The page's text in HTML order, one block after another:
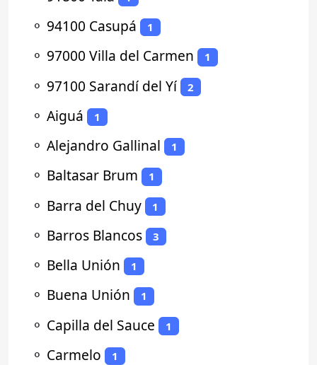
⚬ 94100 Casupá 1
⚬ 97000 Villa del Carmen 1
⚬ 97100 Sarandí del Yí 2
⚬ Aiguá 1
⚬ Alejandro Gallinal 1
⚬ Baltasar Brum 1
⚬ Barra del Chuy 1
⚬ Barros Blancos 3
⚬ Bella Unión 1
⚬ Buena Unión 1
⚬ Capilla del Sauce 1
⚬ Carmelo 1